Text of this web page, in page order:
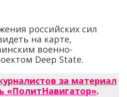
российских сил
на карте,
военно-
Deep State.
за материал
«ПолитНавигатор».